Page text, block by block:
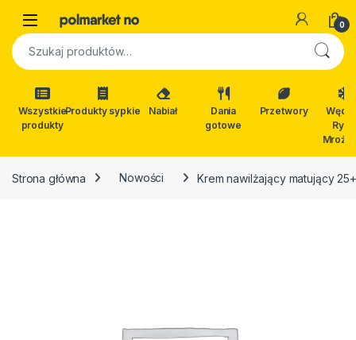
Open 0
Szukaj:
Wszystkie
produkty
Produkty sypkie Nabiał
Dania
gotowe
Przetwory
Ryby
Strona główna Nowości Krem nawilżający matujący